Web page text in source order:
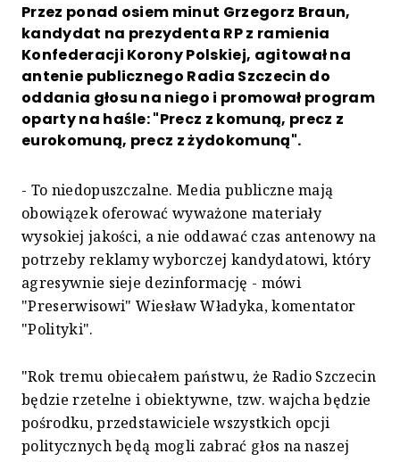
Przez ponad osiem minut Grzegorz Braun,
kandydat na prezydenta RP z ramienia
Konfederacji Korony Polskiej, agitował na
antenie publicznego Radia Szczecin do
oddania głosu na niego i promował program
oparty na haśle: "Precz z komuną, precz z
eurokomuną, precz z żydokomuną".
- To niedopuszczalne. Media publiczne mają
obowiązek oferować wyważone materiały
wysokiej jakości, a nie oddawać czas antenowy na
potrzeby reklamy wyborczej kandydatowi, który
agresywnie sieje dezinformację - mówi
"Preserwisowi" Wiesław Władyka, komentator
"Polityki".
"Rok tremu obiecałem państwu, że Radio Szczecin
będzie rzetelne i obiektywne, tzw. wajcha będzie
pośrodku, przedstawiciele wszystkich opcji
politycznych będą mogli zabrać głos na naszej